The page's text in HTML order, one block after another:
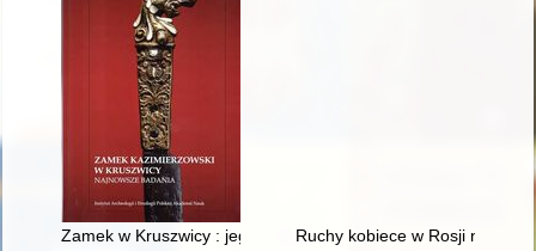
Zamek w Kruszwicy : jego oszklenia i szkło użytkowe
Ruchy kobiece w Rosji na